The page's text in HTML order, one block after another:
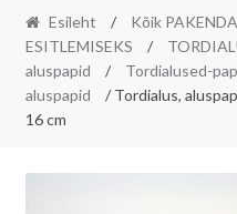
Esileht /
Kõik
ESITLEMISEKS
/
aluspapid
/ Tordialused-
aluspapid
/ Tordialus,
16 cm